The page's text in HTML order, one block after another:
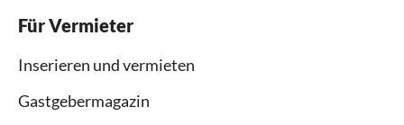
Für Vermieter
Inserieren und vermieten
Gastgebermagazin